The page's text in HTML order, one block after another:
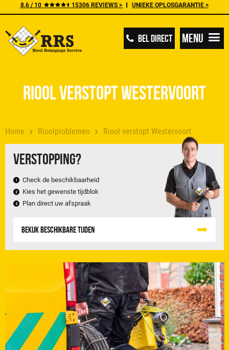
8.6 / 10 15306 REVIEWS > UNIEKE OPLOSGARANTIE >
BEL DIRECT Menu
Home Rioolproblemen Riool verstopt Westervoort
Verstopping?
Check de beschikbaarheid
Kies het gewenste tijdblok
Plan direct uw afspraak
Bekijk beschikbare tijden
Riool verstopt Westervoort